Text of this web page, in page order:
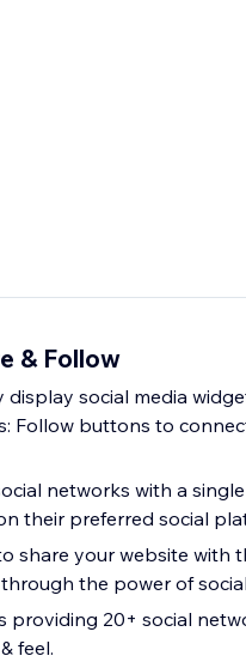
& Follow
display social media
Follow buttons to
networks with a
their preferred social
share your website with
the power of
20+ social
feel.